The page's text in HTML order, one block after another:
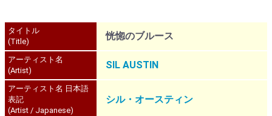
タイトル
(Title)
恍惚のブルース
アーティスト名
(Artist)
SIL AUSTIN
アーティスト名 日本語
表記
(Artist / Japanese)
シル・オースティン